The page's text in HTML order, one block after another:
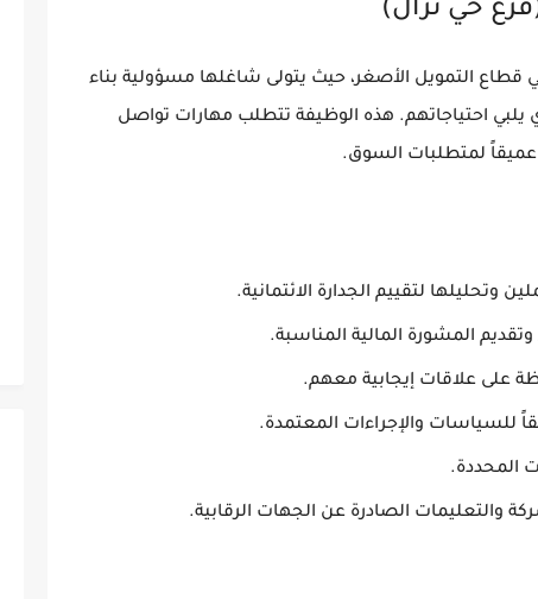
حي نزال)
قطاع التمويل الأصغر، حيث يتولى شاغلها مسؤولية بناء
يلبي احتياجاتهم. هذه الوظيفة تتطلب مهارات تواصل
عميقاً لمتطلبات السوق.
وتحليلها لتقييم الجدارة الائتمانية.
المشورة المالية المناسبة.
على علاقات إيجابية معهم.
للسياسات والإجراءات المعتمدة.
المحددة.
والتعليمات الصادرة عن الجهات الرقابية.